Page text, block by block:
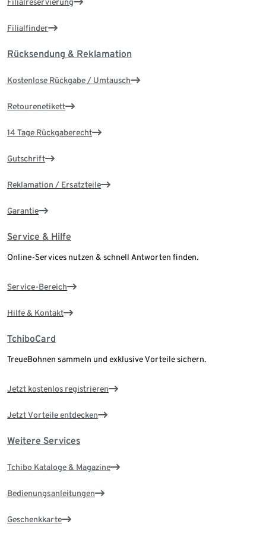
Filialfinder
Rücksendung & Reklamation
Kostenlose Rückgabe / Umtausch
Retourenetikett
14 Tage Rückgaberecht
Gutschrift
Reklamation / Ersatzteile
Garantie
Service & Hilfe
Online-Services nutzen & schnell Antworten finden.
Service-Bereich
Hilfe & Kontakt
TchiboCard
TreueBohnen sammeln und exklusive Vorteile sichern.
Jetzt kostenlos registrieren
Jetzt Vorteile entdecken
Weitere Services
Tchibo Kataloge & Magazine
Bedienungsanleitungen
Geschenkkarte